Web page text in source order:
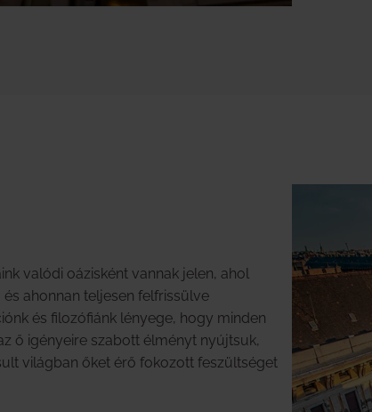
valódi oázisként vannak jelen, ahol
ahonnan teljesen felfrissülve
és filozófiánk lényege, hogy minden
ő igényeire szabott élményt nyújtsuk,
világban őket érő fokozott feszültséget